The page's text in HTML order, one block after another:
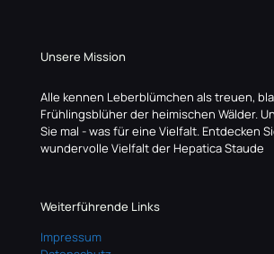
Unsere Mission
Alle kennen Leberblümchen als treuen,
Frühlingsblüher der heimischen Wälder.
Sie mal - was für eine Vielfalt. Entdecken
wundervolle Vielfalt der Hepatica Staude
Weiterführende Links
Impressum